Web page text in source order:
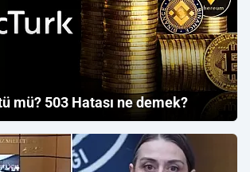
mü? 503 Hatası ne demek?